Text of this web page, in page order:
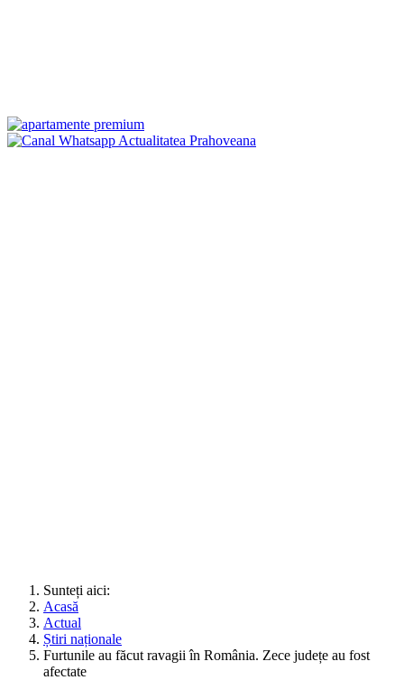
Sunteți aici:
Acasă
Actual
Știri naționale
Furtunile au făcut ravagii în România. Zece județe au fost
afectate